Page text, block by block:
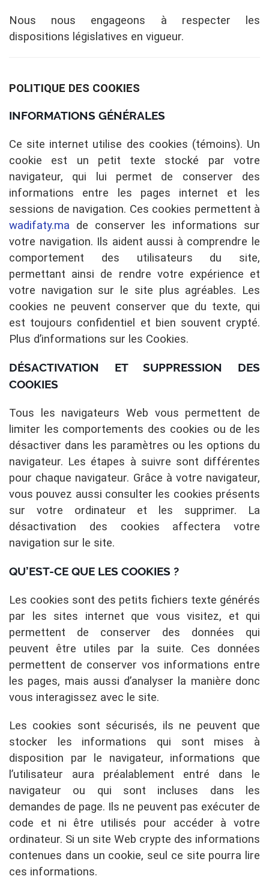
Nous nous engageons à respecter les
dispositions législatives en vigueur.
POLITIQUE DES COOKIES
INFORMATIONS GÉNÉRALES
Ce site internet utilise des cookies (témoins). Un
cookie est un petit texte stocké par votre
navigateur, qui lui permet de conserver des
informations entre les pages internet et les
sessions de navigation. Ces cookies permettent à
wadifaty.ma de conserver les informations sur
votre navigation. Ils aident aussi à comprendre le
comportement des utilisateurs du site,
permettant ainsi de rendre votre expérience et
votre navigation sur le site plus agréables. Les
cookies ne peuvent conserver que du texte, qui
est toujours confidentiel et bien souvent crypté.
Plus d’informations sur les Cookies.
DÉSACTIVATION ET SUPPRESSION DES
COOKIES
Tous les navigateurs Web vous permettent de
limiter les comportements des cookies ou de les
désactiver dans les paramètres ou les options du
navigateur. Les étapes à suivre sont différentes
pour chaque navigateur. Grâce à votre navigateur,
vous pouvez aussi consulter les cookies présents
sur votre ordinateur et les supprimer. La
désactivation des cookies affectera votre
navigation sur le site.
QU’EST-CE QUE LES COOKIES ?
Les cookies sont des petits fichiers texte générés
par les sites internet que vous visitez, et qui
permettent de conserver des données qui
peuvent être utiles par la suite. Ces données
permettent de conserver vos informations entre
les pages, mais aussi d’analyser la manière donc
vous interagissez avec le site.
Les cookies sont sécurisés, ils ne peuvent que
stocker les informations qui sont mises à
disposition par le navigateur, informations que
l’utilisateur aura préalablement entré dans le
navigateur ou qui sont incluses dans les
demandes de page. Ils ne peuvent pas exécuter de
code et ni être utilisés pour accéder à votre
ordinateur. Si un site Web crypte des informations
contenues dans un cookie, seul ce site pourra lire
ces informations.